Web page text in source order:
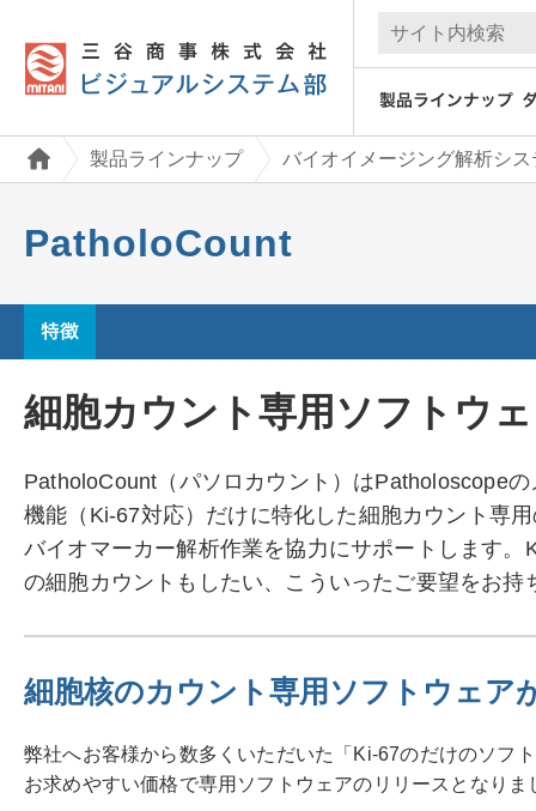
製品ラインナップ バイオイメージング解析シス
PatholoCount
細胞カウント専用ソフトウ
PatholoCount（パソロカウント）はPatholoscope
機能（Ki-67対応）だけに特化した細胞カウント専
バイオマーカー解析作業を協力にサポートします
の細胞カウントもしたい、こういったご要望をお持
細胞核のカウント専用ソフトウェア
弊社へお客様から数多くいただいた「Ki-67のだけのソフ
お求めやすい価格で専用ソフトウェアのリリースとなりま